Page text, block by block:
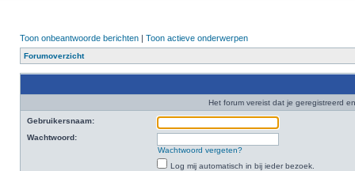
Toon onbeantwoorde berichten | Toon actieve onderwerpen
Forumoverzicht
Het forum vereist dat je geregistreerd
Gebruikersnaam:
Wachtwoord:
Wachtwoord vergeten?
Log mij automatisch in bij ieder bezoek.